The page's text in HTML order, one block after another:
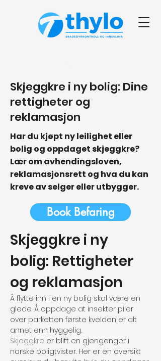
Skjeggkre i ny bolig: Dine
rettigheter og
reklamasjon
Har du kjøpt ny leilighet eller
bolig og oppdaget skjeggkre?
Lær om avhendingsloven,
reklamasjonsrett og hva du kan
kreve av selger eller utbygger.
Book Befaring
Skjeggkre i ny
bolig: Rettigheter
og reklamasjon
Å flytte inn i en ny bolig skal være en
glede. Å oppdage at insekter piler
over parketten første kvelden er alt
annet enn hyggelig.
Skjeggkre er blitt en gjenganger i
norske boligtvister. Her er en oversikt